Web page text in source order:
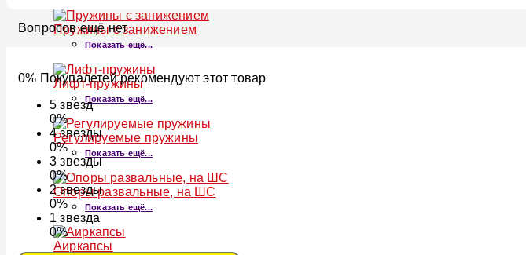
Пружины с занижением
Показать ещё...
Лифт-пружины
Показать ещё...
Регулируемые пружины
Показать ещё...
Опоры развальные, на ШС
Показать ещё...
Аиркапсы
Вопросов ещё нет
0% Покупалетей рекомендуют этот товар
5звезд
0%
4звезды
0%
3звезды
0%
2звезды
0%
1звезда
0%